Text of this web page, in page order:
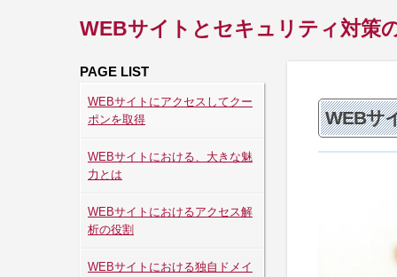
WEBサイトとセキュリティ対策
PAGE LIST
WEBサイトにアクセスしてクー
ポンを取得
WEBサイトにおける、大きな魅
力とは
WEBサイトにおけるアクセス解
析の役割
WEBサイトにおける独自ドメイ
WEBサ